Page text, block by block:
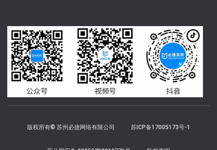
版权所有© 苏州必捷网络有限公司 苏ICP备17005173号-1